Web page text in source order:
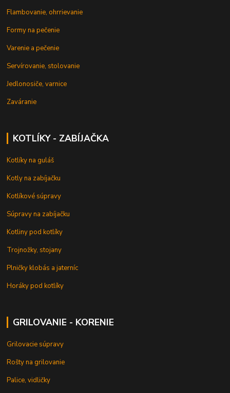
Flambovanie, ohrrievanie
Formy na pečenie
Varenie a pečenie
Servírovanie, stolovanie
Jedlonosiče, varnice
Zaváranie
KOTLÍKY - ZABÍJAČKA
Kotlíky na guláš
Kotly na zabíjačku
Kotlíkové súpravy
Súpravy na zabíjačku
Kotliny pod kotlíky
Trojnožky, stojany
Plničky klobás a jaterníc
Horáky pod kotlíky
GRILOVANIE - KORENIE
Grilovacie súpravy
Rošty na grilovanie
Palice, vidličky